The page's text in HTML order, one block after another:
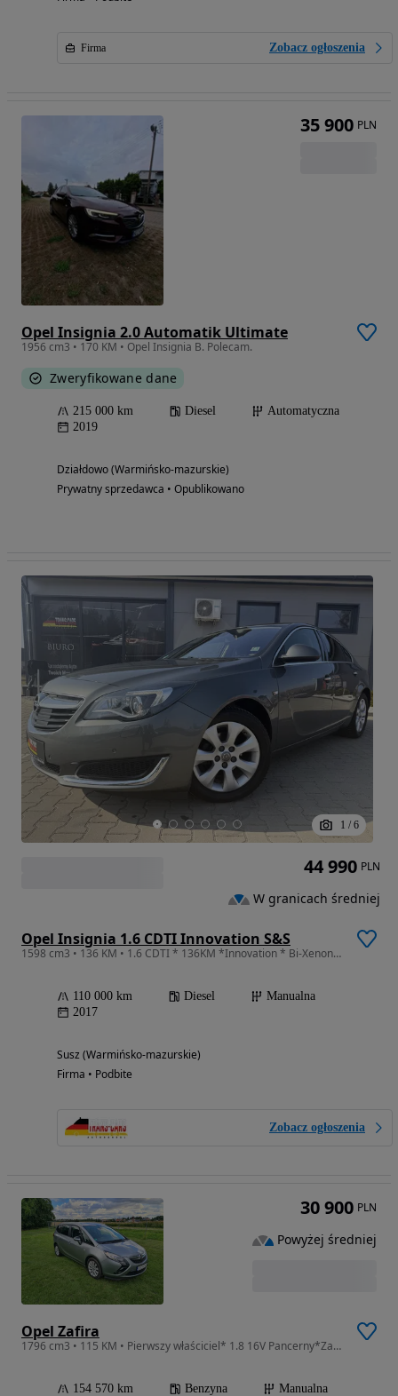
Firma Zobacz ogłoszenia
Opel Insignia 2.0 Automatik Ultimate
1956 cm3 • 170 KM • Opel Insignia B. Polecam.
Zweryfikowane dane
215 000 km Diesel
Automatyczna
2019
Działdowo (Warmińsko-mazurskie)
Prywatny sprzedawca • Opublikowano
35 900 PLN
1 / 6
Opel Insignia 1.6 CDTI Innovation S&S
1598 cm3 • 136 KM • 1.6 CDTI * 136KM *Innovation * Bi-Xenon * Led * Alu * Kamera *
110 000 km Diesel
Manualna
2017
Susz (Warmińsko-mazurskie)
Firma • Podbite
Zobacz ogłoszenia
44 990 PLN
W granicach średniej
Opel Zafira
1796 cm3 • 115 KM • Pierwszy właściciel* 1.8 16V Pancerny*Zarejestrowany z OC JEDYNY TAKI
154 570 km Benzyna
Manualna
30 900 PLN
Powyżej średniej